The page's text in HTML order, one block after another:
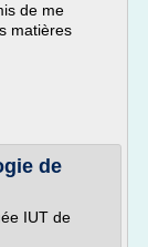
de me
matières
de
IUT de